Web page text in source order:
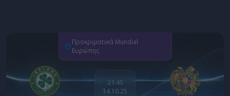
Προκριματικά Mundial
Ευρώπης
21:45
14.10.25